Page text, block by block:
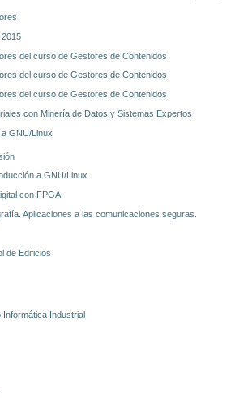
2015
del curso de Gestores de Contenidos
del curso de Gestores de Contenidos
del curso de Gestores de Contenidos
con Minería de Datos y Sistemas Expertos
GNU/Linux
a GNU/Linux
con FPGA
Aplicaciones a las comunicaciones seguras.
de Edificios
Informática Industrial